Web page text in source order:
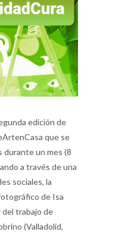
edición de
que se
durante un mes (8
a través de una
sociales, la
de Isa
del trabajo de
(Valladolid,